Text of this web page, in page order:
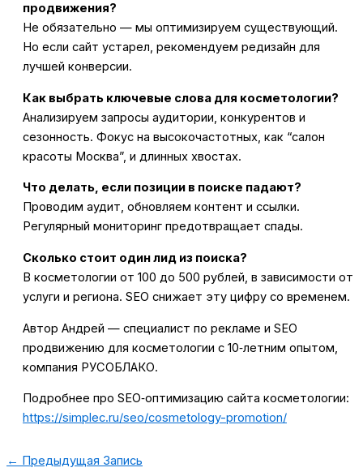
продвижения?
Не обязательно — мы оптимизируем существующий.
Но если сайт устарел, рекомендуем редизайн для
лучшей конверсии.
Как выбрать ключевые слова для косметологии?
Анализируем запросы аудитории, конкурентов и
сезонность. Фокус на высокочастотных, как “салон
красоты Москва”, и длинных хвостах.
Что делать, если позиции в поиске падают?
Проводим аудит, обновляем контент и ссылки.
Регулярный мониторинг предотвращает спады.
Сколько стоит один лид из поиска?
В косметологии от 100 до 500 рублей, в зависимости от
услуги и региона. SEO снижает эту цифру со временем.
Автор Андрей — специалист по рекламе и SEO
продвижению для косметологии с 10‑летним опытом,
компания РУСОБЛАКО.
Подробнее про SEO‑оптимизацию сайта косметологии:
https://simplec.ru/seo/cosmetology-promotion/
← Предыдущая Запись